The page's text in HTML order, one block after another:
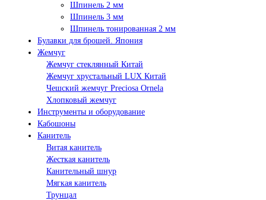
Шпинель 2 мм
Шпинель 3 мм
Шпинель тонированная 2 мм
Булавки для брошей. Япония
Жемчуг
Жемчуг стеклянный Китай
Жемчуг хрустальный LUX Китай
Чешский жемчуг Preciosa Ornela
Хлопковый жемчуг
Инструменты и оборудование
Кабошоны
Канитель
Витая канитель
Жесткая канитель
Канительный шнур
Мягкая канитель
Трунцал